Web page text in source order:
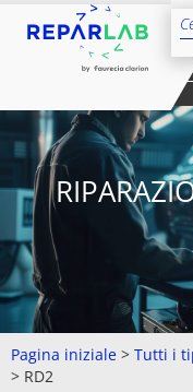
Pagina iniziale > Tutti i
> RD2